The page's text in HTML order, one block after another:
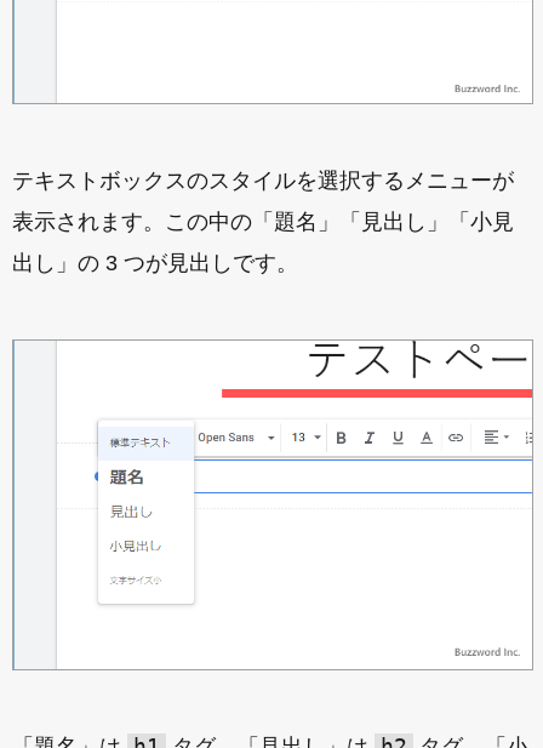
テキストボックスのスタイルを選択するメニューが
表示されます。この中の「題名」「見出し」「小見
出し」の 3 つが見出しです。